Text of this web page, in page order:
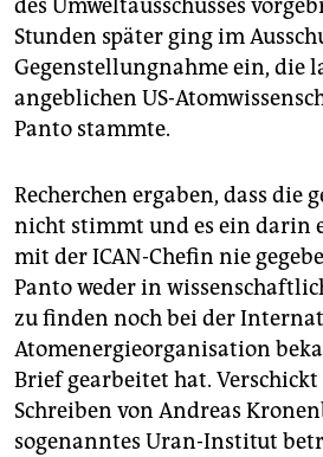
des Umweltausschusses
Stunden später ging im
Gegenstellungnahme ein, die
angeblichen US-
Panto stammte.
Recherchen ergaben, dass die
nicht stimmt und es ein darin
mit der ICAN-Chefin nie
Panto weder in
zu finden noch bei der
Atomenergieorganisation
Brief gearbeitet hat. Verschickt
Schreiben von Andreas
sogenanntes Uran-Institut